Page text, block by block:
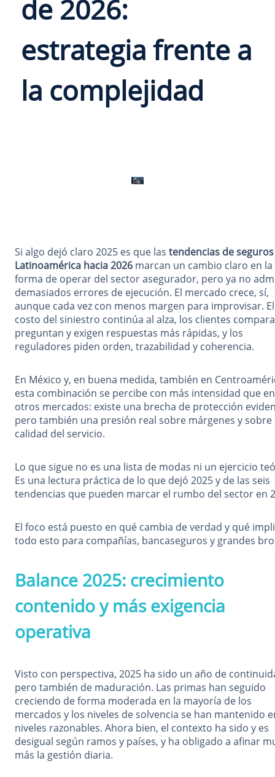
de 2026:
estrategia frente a
la complejidad
Si algo dejó claro 2025 es que las tendencias de
Latinoamérica hacia 2026 marcan un cambio claro en la
forma de operar del sector asegurador, pero ya no
demasiados errores de ejecución. El mercado crece, sí,
aunque cada vez con menos margen para improvisar. El
costo del siniestro continúa al alza, los clientes
preguntan y exigen respuestas más rápidas, y los
reguladores piden orden, trazabilidad y coherencia.
En México y, en buena medida, también en
esta combinación se percibe con más intensidad que en
otros mercados: existe una brecha de protección
pero también una presión real sobre márgenes y sobre
calidad del servicio.
Lo que sigue no es una lista de modas ni un ejercicio
Es una lectura práctica de lo que dejó 2025 y de las seis
tendencias que pueden marcar el rumbo del sector en
El foco está puesto en qué cambia de verdad y qué
todo esto para compañías, bancaseguros y grandes
Balance 2025: crecimiento
contenido y más exigencia
operativa
Visto con perspectiva, 2025 ha sido un año de
pero también de maduración. Las primas han seguido
creciendo de forma moderada en la mayoría de los
mercados y los niveles de solvencia se han mantenido
niveles razonables. Ahora bien, el contexto ha sido y es
desigual según ramos y países, y ha obligado a afinar
más la gestión diaria.